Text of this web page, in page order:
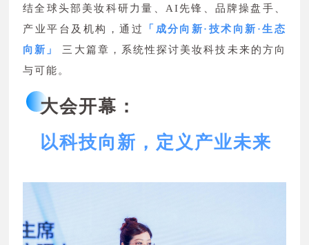
结全球头部美妆科研力量、AI先锋、品牌操盘手、
产业平台及机构，通过
「成分向新·技术向新·生态
向新」
三大篇章，系统性探讨美妆科技未来的方向
与可能。
大会开幕：
以科技向新，定义产业未来